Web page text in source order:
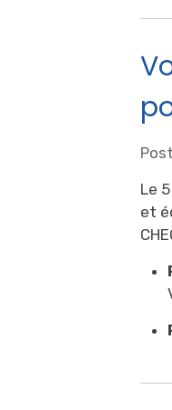
Le
et